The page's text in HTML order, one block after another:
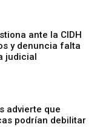
ante la CIDH
y denuncia falta
judicial
advierte que
podrían debilitar